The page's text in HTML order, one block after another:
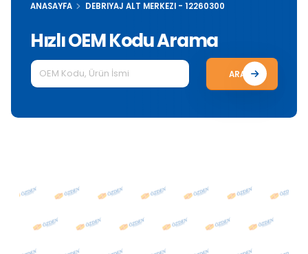
ANASAYFA DEBRIYAJ ALT MERKEZI - 12260300
Hızlı OEM Kodu Arama
ARA